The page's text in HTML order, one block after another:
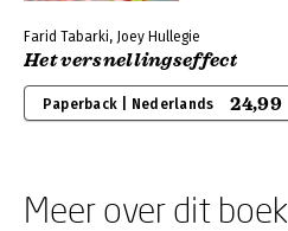
Farid Tabarki, Joey Hullegie
Het versnellingseffect
Paperback | Nederlands 24,99
Meer over dit boek